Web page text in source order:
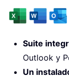
Suite
Outlook y
Un